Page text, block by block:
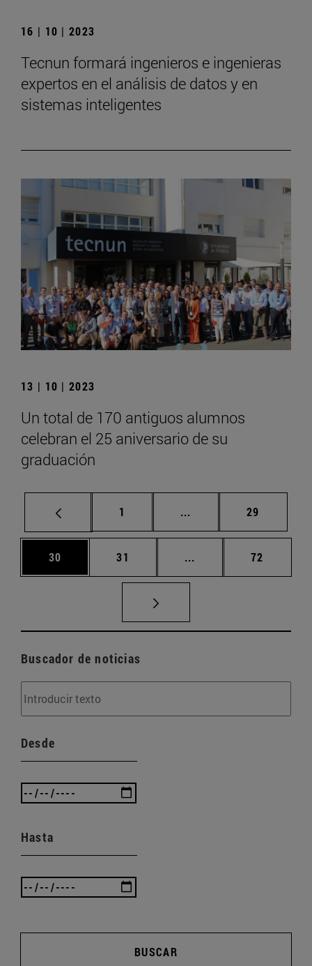
16 | 10 | 2023
Tecnun formará ingenieros e ingenieras
expertos en el análisis de datos y en
sistemas inteligentes
13 | 10 | 2023
Un total de 170 antiguos alumnos
celebran el 25 aniversario de su
graduación
Página
1 ... Páginas intermedias
Página
29
Página
30 Página
31 ... Páginas intermedias
Página
72
Buscador de noticias
Desde
Hasta
BUSCAR